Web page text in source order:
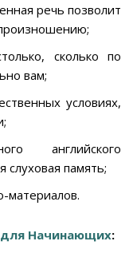
речь позволит
сколько по
вам;
условиях,
английского
слуховая память;
материалов.
для Начинающих: